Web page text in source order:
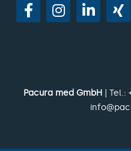
Pacura med GmbH | Tel.: